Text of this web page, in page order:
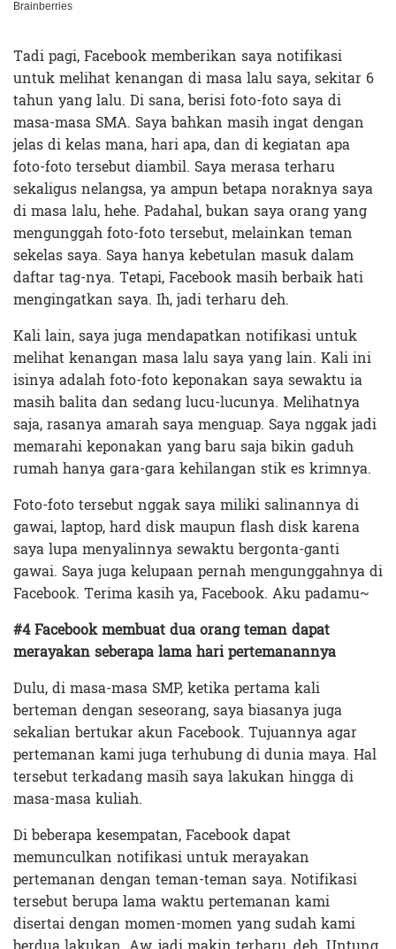
Tadi pagi, Facebook memberikan saya notifikasi
untuk melihat kenangan di masa lalu saya, sekitar 6
tahun yang lalu. Di sana, berisi foto-foto saya di
masa-masa SMA. Saya bahkan masih ingat dengan
jelas di kelas mana, hari apa, dan di kegiatan apa
foto-foto tersebut diambil. Saya merasa terharu
sekaligus nelangsa, ya ampun betapa noraknya saya
di masa lalu, hehe. Padahal, bukan saya orang yang
mengunggah foto-foto tersebut, melainkan teman
sekelas saya. Saya hanya kebetulan masuk dalam
daftar tag-nya. Tetapi, Facebook masih berbaik hati
mengingatkan saya. Ih, jadi terharu deh.
Kali lain, saya juga mendapatkan notifikasi untuk
melihat kenangan masa lalu saya yang lain. Kali ini
isinya adalah foto-foto keponakan saya sewaktu ia
masih balita dan sedang lucu-lucunya. Melihatnya
saja, rasanya amarah saya menguap. Saya nggak jadi
memarahi keponakan yang baru saja bikin gaduh
rumah hanya gara-gara kehilangan stik es krimnya.
Foto-foto tersebut nggak saya miliki salinannya di
gawai, laptop, hard disk maupun flash disk karena
saya lupa menyalinnya sewaktu bergonta-ganti
gawai. Saya juga kelupaan pernah mengunggahnya di
Facebook. Terima kasih ya, Facebook. Aku padamu~
#4 Facebook membuat dua orang teman dapat
merayakan seberapa lama hari pertemanannya
Dulu, di masa-masa SMP, ketika pertama kali
berteman dengan seseorang, saya biasanya juga
sekalian bertukar akun Facebook. Tujuannya agar
pertemanan kami juga terhubung di dunia maya. Hal
tersebut terkadang masih saya lakukan hingga di
masa-masa kuliah.
Di beberapa kesempatan, Facebook dapat
memunculkan notifikasi untuk merayakan
pertemanan dengan teman-teman saya. Notifikasi
tersebut berupa lama waktu pertemanan kami
disertai dengan momen-momen yang sudah kami